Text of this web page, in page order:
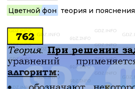
Цветной фон теория и пояснения